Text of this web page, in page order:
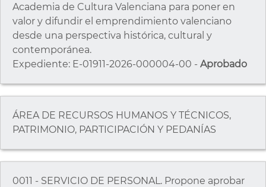
Academia de Cultura Valenciana para poner en
valor y difundir el emprendimiento valenciano
desde una perspectiva histórica, cultural y
contemporánea.
Expediente: E-01911-2026-000004-00 - Aprobado
ÁREA DE RECURSOS HUMANOS Y TÉCNICOS,
PATRIMONIO, PARTICIPACIÓN Y PEDANÍAS
0011 - SERVICIO DE PERSONAL. Propone aprobar